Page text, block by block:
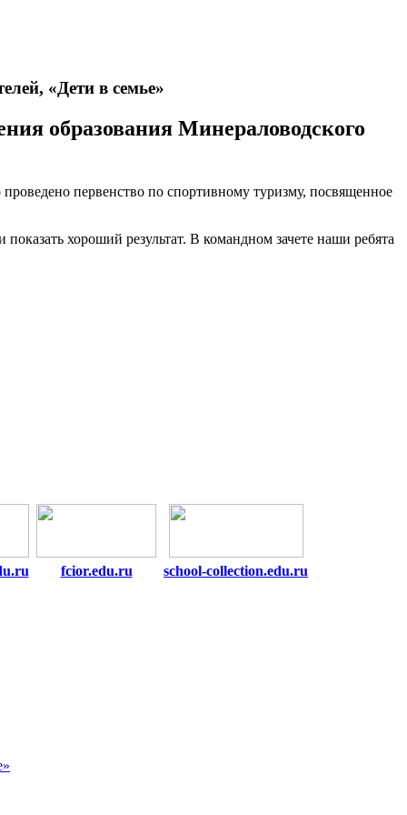
«Дети в семье»
образования Минераловодского
первенство по спортивному туризму, посвященное
хороший результат. В командном зачете наши ребята
fcior.edu.ru school-collection.edu.ru